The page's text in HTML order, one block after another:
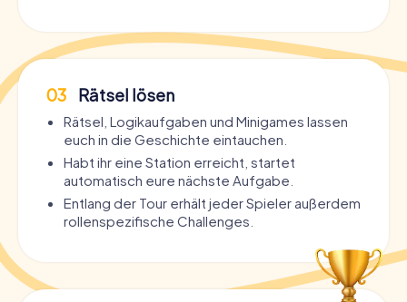
03 Rätsel lösen
Rätsel, Logikaufgaben und Minigames lassen
euch in die Geschichte eintauchen.
Habt ihr eine Station erreicht, startet
automatisch eure nächste Aufgabe.
Entlang der Tour erhält jeder Spieler außerdem
rollenspezifische Challenges.